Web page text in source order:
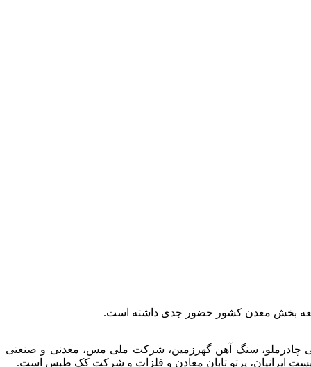
بخش معدن کشور حضور جدی داشته است.
چادرملو، سنگ آهن گهرزمین، شرکت ملی مس، معدنی و صنعتی
ایرانیان، پرتو تابان معادن و فلزات و شرکت کک طبس است.